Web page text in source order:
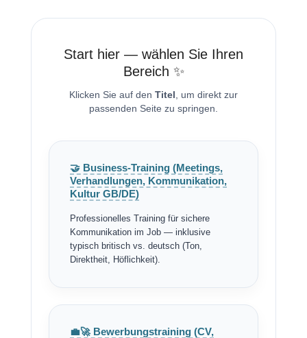
Start hier — wählen Sie Ihren
Bereich ✨
Klicken Sie auf den Titel
, um direkt zur
passenden Seite zu springen.
🤝 Business-Training (Meetings,
Verhandlungen, Kommunikation,
Kultur GB/DE)
Professionelles Training für sichere
Kommunikation im Job — inklusive
typisch britisch vs. deutsch (Ton,
Direktheit, Höflichkeit).
💼🚀 Bewerbungstraining (CV,